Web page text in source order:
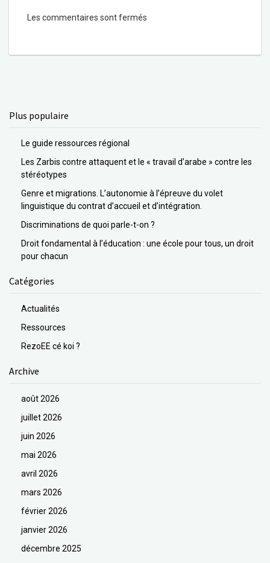
Les commentaires sont fermés
Plus populaire
Le guide ressources régional
Les Zarbis contre attaquent et le « travail d’arabe » contre les
stéréotypes
Genre et migrations. L’autonomie à l’épreuve du volet
linguistique du contrat d’accueil et d’intégration.
Discriminations de quoi parle-t-on ?
Droit fondamental à l’éducation : une école pour tous, un droit
pour chacun
Catégories
Actualités
Ressources
RezoEE cé koi ?
Archive
août 2026
juillet 2026
juin 2026
mai 2026
avril 2026
mars 2026
février 2026
janvier 2026
décembre 2025